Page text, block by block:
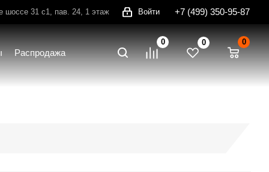
шоссе 31 с1, пав. 24, 1 этаж Войти +7 (499) 350-95-87
Распродажа
0 0 0